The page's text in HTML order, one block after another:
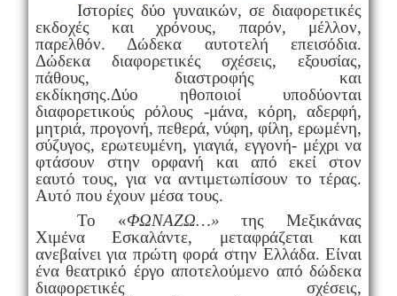
Ιστορίεςδύογυναικών, σεδιαφορετικές
εκδοχές και χρόνους, παρόν, μέλλον,
παρελθόν. Δώδεκα αυτοτελή επεισόδια.
Δώδεκα διαφορετικές σχέσεις, εξουσίας,
πάθους, διαστροφής και
εκδίκησης.Δύο ηθοποιοί υποδύονται
διαφορετικούς ρόλους -μάνα, κόρη, αδερφή,
μητριά, προγονή, πεθερά, νύφη, φίλη, ερωμένη,
σύζυγος, ερωτευμένη, γιαγιά, εγγονή- μέχρι να
φτάσουν στηνορφανή και από εκείστον
εαυτότους, για να αντιμετωπίσουν τοτέρας.
Αυτό που έχουν μέσα τους.
Το «ΦΩΝΑΖΩ…»της Μεξικάνας
Χιμένα Εσκαλάντε, μεταφράζεται και
ανεβαίνει για πρώτη φορά στην Ελλάδα. Είναι
ένα θεατρικό έργο αποτελούμενο από δώδεκα
διαφορετικές σχέσεις,